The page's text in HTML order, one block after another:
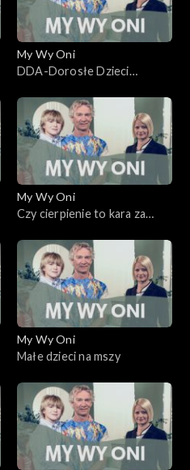
My Wy Oni
DDA-Dorosłe Dzieci
My Wy Oni
Czy cierpienie to kara za
My Wy Oni
Małe dzieci na mszy